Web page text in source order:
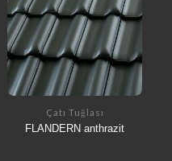
Çatı Tuğlası
FLANDERN anthrazit